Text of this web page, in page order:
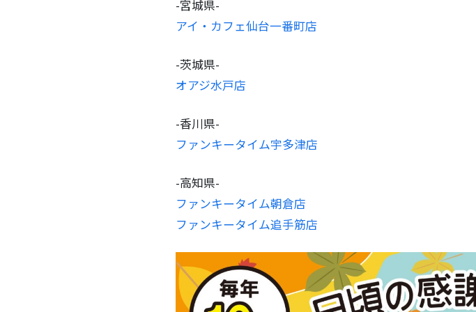
-宮城県-
アイ・カフェ仙台一番町店
-茨城県-
オアジ水戸店
-香川県-
ファンキータイム宇多津店
-高知県-
ファンキータイム朝倉店
ファンキータイム追手筋店